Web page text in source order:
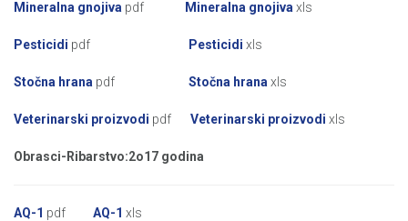
Mineralna gnojiva pdf Mineralna gnojiva xls
Pesticidi pdf Pesticidi xls
Stočna hrana pdf Stočna hrana xls
Veterinarski proizvodi pdf Veterinarski proizvodi xls
Obrasci-Ribarstvo:2o17 godina
AQ-1 pdf AQ-1 xls